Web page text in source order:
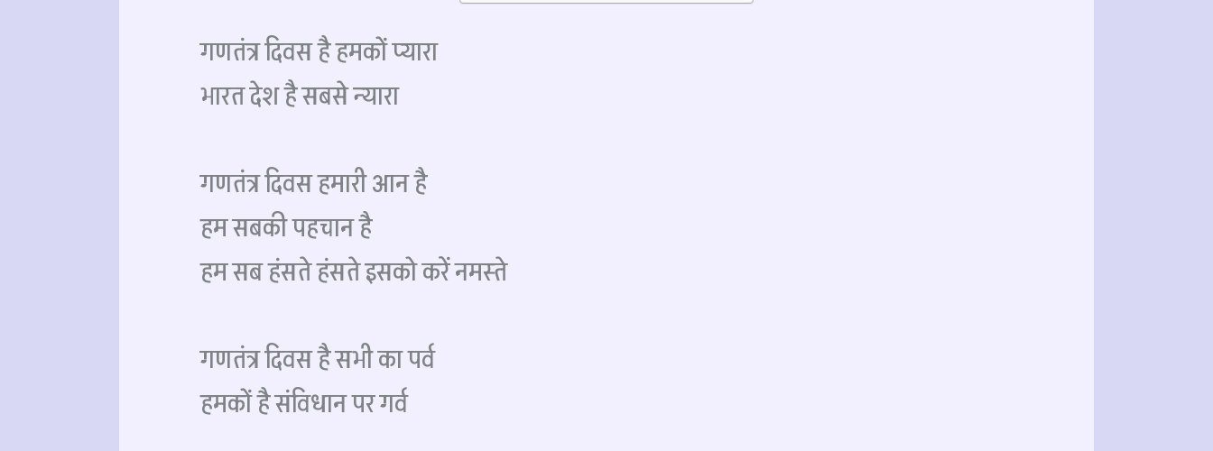
गणतंत्र दिवस है हमकों प्यारा
भारत देश है सबसे न्यारा
गणतंत्र दिवस हमारी आन है
हम सबकी पहचान है
हम सब हंसते हंसते इसको करें नमस्ते
गणतंत्र दिवस है सभी का पर्व
हमकों है संविधान पर गर्व